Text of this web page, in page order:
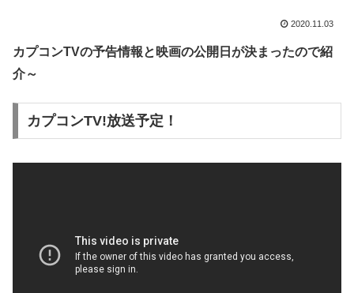
2020.11.03
カプコンTVの予告情報と映画の公開日が決まったので紹
介～
カプコンTV!放送予定！